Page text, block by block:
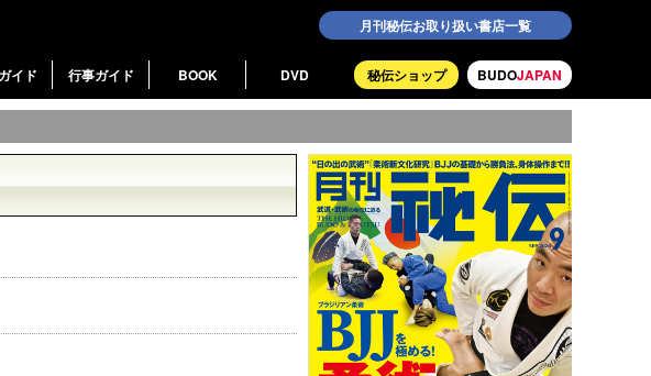
月刊秘伝お取り扱い書店一覧
BUDOJAPAN
秘伝ショップ
イド 行事ガイド BOOK DVD